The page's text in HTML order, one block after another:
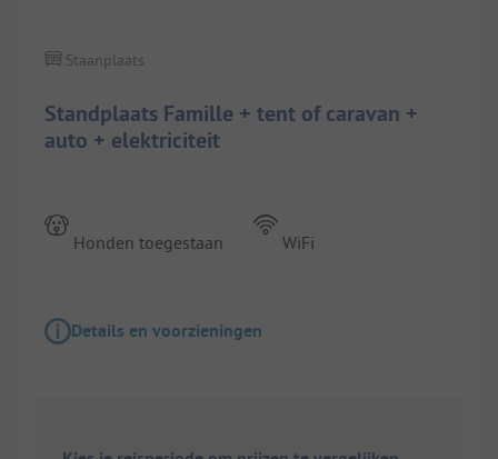
Standplaats Famille + tent of caravan +
auto + elektriciteit
Staanplaats
Honden toegestaan WiFi
Details en voorzieningen